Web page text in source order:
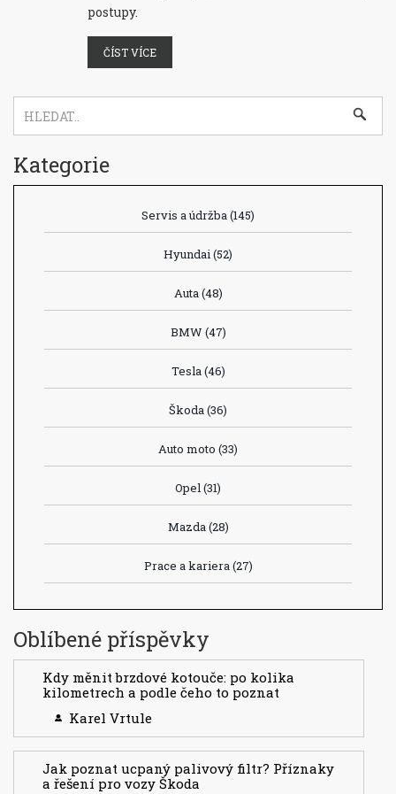
postupy.
ČÍST VÍCE
Kategorie
Servis a údržba(145)
Hyundai(52)
Auta(48)
BMW (47)
Tesla(46)
Škoda(36)
Auto moto (33)
Opel(31)
Mazda(28)
Prace a kariera(27)
Oblíbené příspěvky
Kdy měnit brzdové kotouče: po kolika
kilometrech a podle čeho to poznat
Karel Vrtule
Jak poznat ucpaný palivový filtr? Příznaky
a řešení pro vozy Škoda